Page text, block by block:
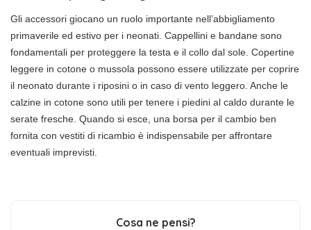
Gli accessori giocano un ruolo importante nell’abbigliamento
primaverile ed estivo per i neonati. Cappellini e bandane sono
fondamentali per proteggere la testa e il collo dal sole. Copertine
leggere in cotone o mussola possono essere utilizzate per coprire
il neonato durante i riposini o in caso di vento leggero. Anche le
calzine in cotone sono utili per tenere i piedini al caldo durante le
serate fresche. Quando si esce, una borsa per il cambio ben
fornita con vestiti di ricambio è indispensabile per affrontare
eventuali imprevisti.
Cosa ne pensi?